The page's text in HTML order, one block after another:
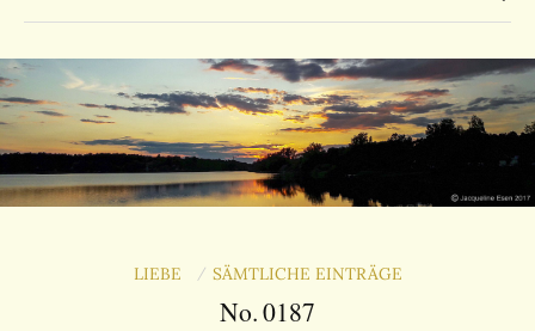
LIEBE / SÄMTLICHE EINTRÄGE
No. 0187